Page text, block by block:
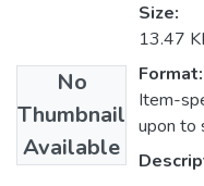
No
Thumbnail
Available
Size:
13.47
Format:
Item-
upon to